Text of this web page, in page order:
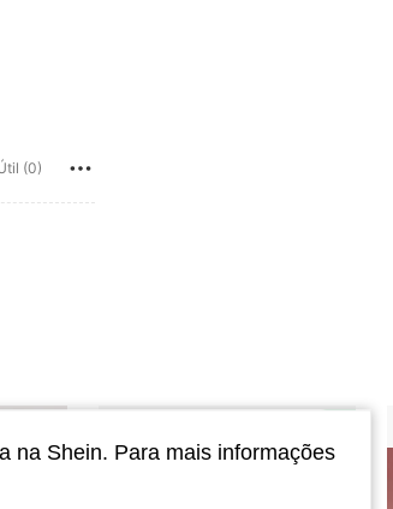
(0)
na Shein. Para mais informações